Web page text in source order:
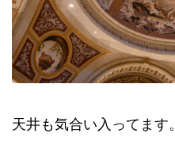
天井も気合い入ってます。